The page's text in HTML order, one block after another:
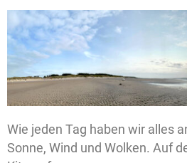
Wie jeden Tag haben wir alles
Sonne, Wind und Wolken. Auf